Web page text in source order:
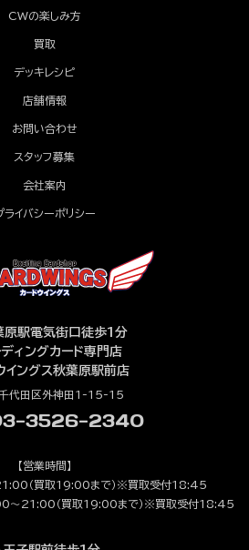
CWの楽しみ方
買取
デッキレシピ
店舗情報
お問い合わせ
スタッフ募集
会社案内
ライバシーポリシー
原駅電気街口徒歩1分
ディングカード専門店
イングス秋葉原駅前店
代田区外神田1-15-15
3526-2340
【営業時間】
（買取19:00まで）※買取受付18:45
～21:00（買取19:00まで）※買取受付18:45